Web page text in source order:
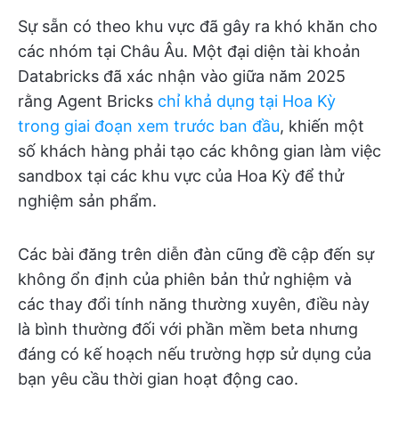
Sự sẵn có theo khu vực đã gây ra khó khăn cho
các nhóm tại Châu Âu. Một đại diện tài khoản
Databricks đã xác nhận vào giữa năm 2025
rằng Agent Bricks chỉ khả dụng tại Hoa Kỳ
trong giai đoạn xem trước ban đầu, khiến một
số khách hàng phải tạo các không gian làm việc
sandbox tại các khu vực của Hoa Kỳ để thử
nghiệm sản phẩm.
Các bài đăng trên diễn đàn cũng đề cập đến sự
không ổn định của phiên bản thử nghiệm và
các thay đổi tính năng thường xuyên, điều này
là bình thường đối với phần mềm beta nhưng
đáng có kế hoạch nếu trường hợp sử dụng của
bạn yêu cầu thời gian hoạt động cao.